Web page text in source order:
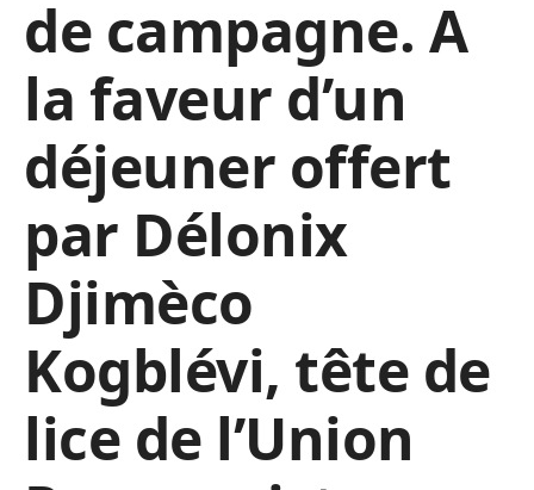
de campagne. A
la faveur d’un
déjeuner offert
par Délonix
Djimèco
Kogblévi, tête de
lice de l’Union